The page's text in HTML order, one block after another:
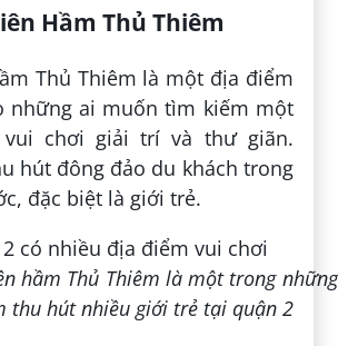
Hầm Thủ Thiêm
Thủ Thiêm là một địa điểm
những ai muốn tìm kiếm một
vui chơi giải trí và thư giãn.
hút đông đảo du khách trong
đặc biệt là giới trẻ.
hầm Thủ Thiêm là một trong những
thu hút nhiều giới trẻ tại quận 2